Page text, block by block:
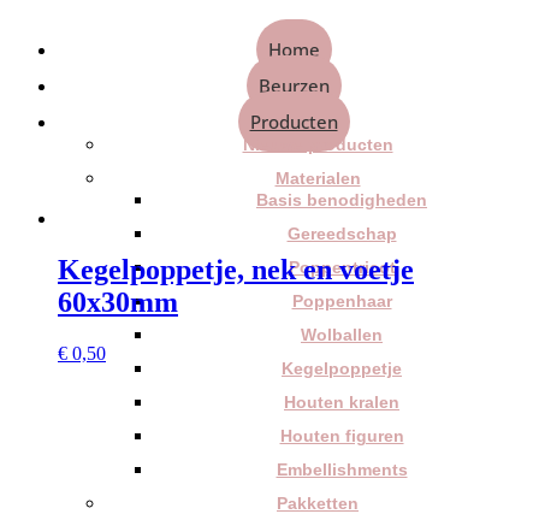
Home
Beurzen
Producten
Nieuwe producten
Materialen
Basis benodigheden
Gereedschap
Poppentricot
Poppenhaar
Wolballen
Kegelpoppetje
Houten kralen
Houten figuren
Embellishments
Pakketten
Kegelpoppetje, nek en voetje
60x30mm
€ 0,50